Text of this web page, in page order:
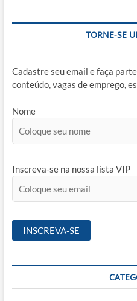
TORNE-SE
Cadastre seu email e faça
conteúdo, vagas de emprego,
Nome
Inscreva-se na nossa lista VIP